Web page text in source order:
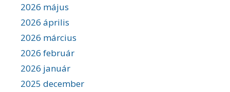
2026 május
2026 április
2026 március
2026 február
2026 január
2025 december